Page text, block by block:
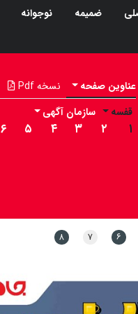
ضمیمه نوجوانه
عناوین صفحه نسخه Pdf
قفسه
۱ ۲ ۳ ۴ ۵ ۶
سازمان آگهی
۶ ۷ ۸